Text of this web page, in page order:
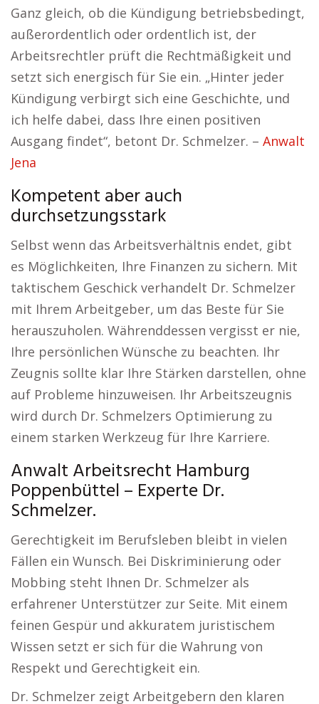
Ganz gleich, ob die Kündigung betriebsbedingt,
außerordentlich oder ordentlich ist, der
Arbeitsrechtler prüft die Rechtmäßigkeit und
setzt sich energisch für Sie ein. „Hinter jeder
Kündigung verbirgt sich eine Geschichte, und
ich helfe dabei, dass Ihre einen positiven
Ausgang findet“, betont Dr. Schmelzer. – Anwalt
Jena
Kompetent aber auch
durchsetzungsstark
Selbst wenn das Arbeitsverhältnis endet, gibt
es Möglichkeiten, Ihre Finanzen zu sichern. Mit
taktischem Geschick verhandelt Dr. Schmelzer
mit Ihrem Arbeitgeber, um das Beste für Sie
herauszuholen. Währenddessen vergisst er nie,
Ihre persönlichen Wünsche zu beachten. Ihr
Zeugnis sollte klar Ihre Stärken darstellen, ohne
auf Probleme hinzuweisen. Ihr Arbeitszeugnis
wird durch Dr. Schmelzers Optimierung zu
einem starken Werkzeug für Ihre Karriere.
Anwalt Arbeitsrecht Hamburg
Poppenbüttel – Experte Dr.
Schmelzer.
Gerechtigkeit im Berufsleben bleibt in vielen
Fällen ein Wunsch. Bei Diskriminierung oder
Mobbing steht Ihnen Dr. Schmelzer als
erfahrener Unterstützer zur Seite. Mit einem
feinen Gespür und akkuratem juristischem
Wissen setzt er sich für die Wahrung von
Respekt und Gerechtigkeit ein.
Dr. Schmelzer zeigt Arbeitgebern den klaren